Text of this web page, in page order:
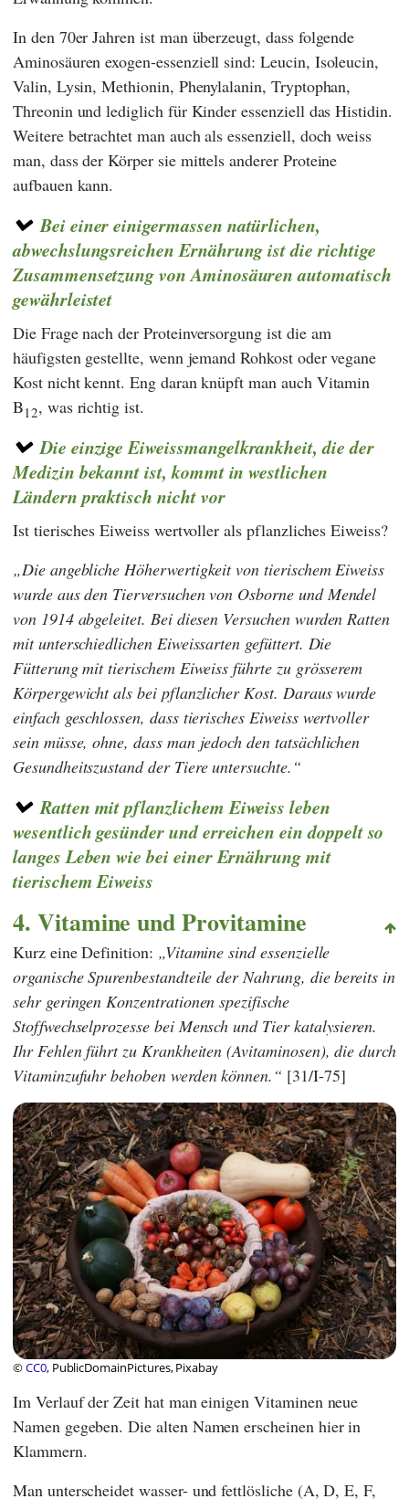
In den 70er Jahren ist man überzeugt, dass folgende
Aminosäuren exogen-essenziell sind: Leucin, Isoleucin,
Valin, Lysin, Methionin, Phenylalanin, Tryptophan,
Threonin und lediglich für Kinder essenziell das Histidin.
Weitere betrachtet man auch als essenziell, doch weiss
man, dass der Körper sie mittels anderer Proteine
aufbauen kann.
Bei einer einigermassen natürlichen,
abwechslungsreichen Ernährung ist die richtige
Zusammensetzung von Aminosäuren automatisch
gewährleistet
Die Frage nach der Proteinversorgung ist die am
häufigsten gestellte, wenn jemand Rohkost oder vegane
Kost nicht kennt. Eng daran knüpft man auch Vitamin
B12, was richtig ist.
Die einzige Eiweissmangelkrankheit, die der
Medizin bekannt ist, kommt in westlichen
Ländern praktisch nicht vor
Ist tierisches Eiweiss wertvoller als pflanzliches Eiweiss?
Die angebliche Höherwertigkeit von tierischem Eiweiss
wurde aus den Tierversuchen von OsborneundMendel
von 1914 abgeleitet. Bei diesen Versuchen wurden Ratten
mit unterschiedlichen Eiweissarten gefüttert. Die
Fütterung mit tierischem Eiweiss führte zu grösserem
Körpergewicht als bei pflanzlicher Kost. Daraus wurde
einfach geschlossen, dass tierisches Eiweiss wertvoller
sein müsse, ohne, dass man jedoch den tatsächlichen
Gesundheitszustand der Tiere untersuchte.
Ratten mit pflanzlichem Eiweiss leben
wesentlich gesünder und erreichen ein doppelt so
langes Leben wie bei einer Ernährung mit
tierischem Eiweiss
4. Vitamine und Provitamine
Kurz eine Definition:
Vitamine sind essenzielle
organische Spurenbestandteile der Nahrung, die bereits in
sehr geringen Konzentrationen spezifische
Stoffwechselprozesse bei Mensch und Tier katalysieren.
Ihr Fehlen führt zu Krankheiten (Avitaminosen), die durch
Vitaminzufuhr behoben werden können.
[31/I-75]
©CC0, PublicDomainPictures, Pixabay
Im Verlauf der Zeit hat man einigen Vitaminen neue
Namen gegeben. Die alten Namen erscheinen hier in
Klammern.
Man unterscheidet wasser- und fettlösliche (A, D, E, F,